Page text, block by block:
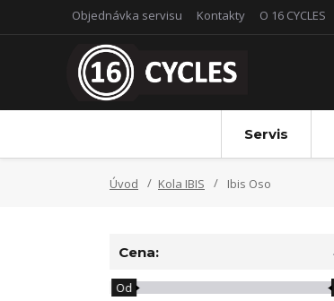
Objednávka servisu Kontakty O 16 CYCLES
Servis
Úvod Kola IBIS Ibis Oso
Cena:
Od